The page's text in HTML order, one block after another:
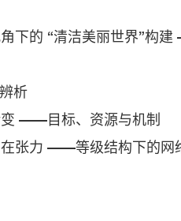
下的 “清洁美丽世界”构
析
变 ——目标、资源与机制
张力 ——等级结构下的网